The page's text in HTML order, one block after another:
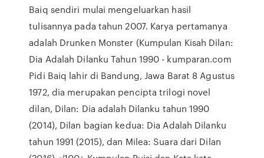
Baiq sendiri mulai mengeluarkan hasil
tulisannya pada tahun 2007. Karya pertamanya
adalah Drunken Monster (Kumpulan Kisah Dilan:
Dia Adalah Dilanku Tahun 1990 - kumparan.com
Pidi Baiq lahir di Bandung, Jawa Barat 8 Agustus
1972, dia merupakan pencipta trilogi novel
dilan, Dilan: Dia adalah Dilanku tahun 1990
(2014), Dilan bagian kedua: Dia Adalah Dilanku
tahun 1991 (2015), dan Milea: Suara dari Dilan